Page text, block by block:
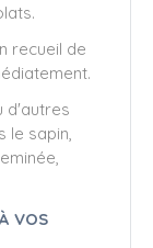
recueil de
d'autres
le sapin,
VOS